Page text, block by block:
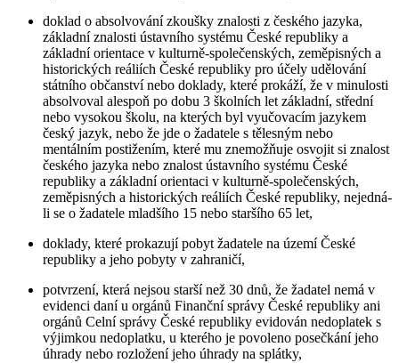
doklad o absolvování zkoušky znalosti z českého jazyka,
základní znalosti ústavního systému České republiky a
základní orientace v kulturně-společenských, zeměpisných a
historických reáliích České republiky pro účely udělování
státního občanství nebo doklady, které prokáží, že v minulosti
absolvoval alespoň po dobu 3 školních let základní, střední
nebo vysokou školu, na kterých byl vyučovacím jazykem
český jazyk, nebo že jde o žadatele s tělesným nebo
mentálním postižením, které mu znemožňuje osvojit si znalost
českého jazyka nebo znalost ústavního systému České
republiky a základní orientaci v kulturně-společenských,
zeměpisných a historických reáliích České republiky, nejedná-
li se o žadatele mladšího 15 nebo staršího 65 let,
doklady, které prokazují pobyt žadatele na území České
republiky a jeho pobyty v zahraničí,
potvrzení, která nejsou starší než 30 dnů, že žadatel nemá v
evidenci daní u orgánů Finanční správy České republiky ani
orgánů Celní správy České republiky evidován nedoplatek s
výjimkou nedoplatku, u kterého je povoleno posečkání jeho
úhrady nebo rozložení jeho úhrady na splátky,